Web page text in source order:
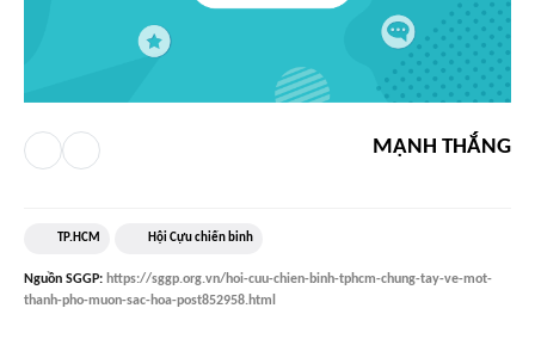
MẠNH THẮNG
TP.HCM Hội Cựu chiến binh
Nguồn SGGP: https://sggp.org.vn/hoi-cuu-chien-binh-tphcm-chung-tay-ve-mot-
thanh-pho-muon-sac-hoa-post852958.html